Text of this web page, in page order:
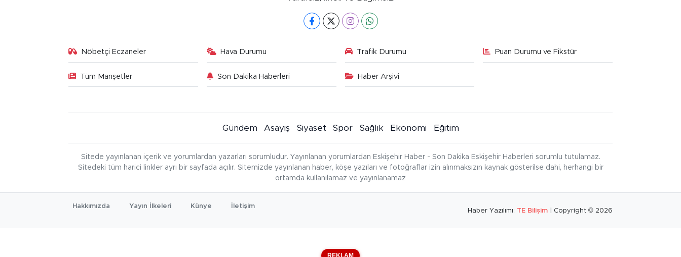
Nöbetçi Eczaneler Hava Durumu Trafik Durumu Puan Durumu ve Fikstür
Tüm Manşetler Son Dakika Haberleri Haber Arşivi
Gündem Asayiş Siyaset Spor Sağlık Ekonomi Eğitim
Sitede yayınlanan içerik ve yorumlardan yazarları sorumludur. Yayınlanan yorumlardan Eskişehir Haber - Son Dakika Eskişehir Haberleri sorumlu tutulamaz.
Sitedeki tüm harici linkler ayrı bir sayfada açılır. Sitemizde yayınlanan haber, köşe yazıları ve fotoğraflar izin alınmaksızın kaynak gösterilse dahi, herhangi bir
ortamda kullanılamaz ve yayınlanamaz
Hakkımızda Yayın İlkeleri Künye İletişim
Haber Yazılımı: TE Bilişim | Copyright © 2026